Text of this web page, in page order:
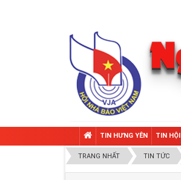
TIN HƯNG YÊN TIN
TRANG NHẤT TIN TỨC